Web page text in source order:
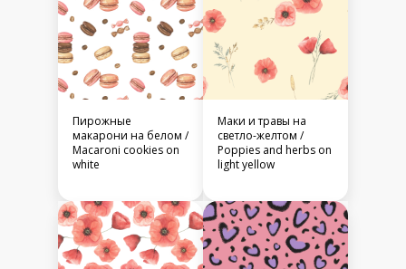
Пирожные
макарони на белом /
Macaroni cookies on
white
Маки и травы на
светло-желтом /
Poppies and herbs on
light yellow